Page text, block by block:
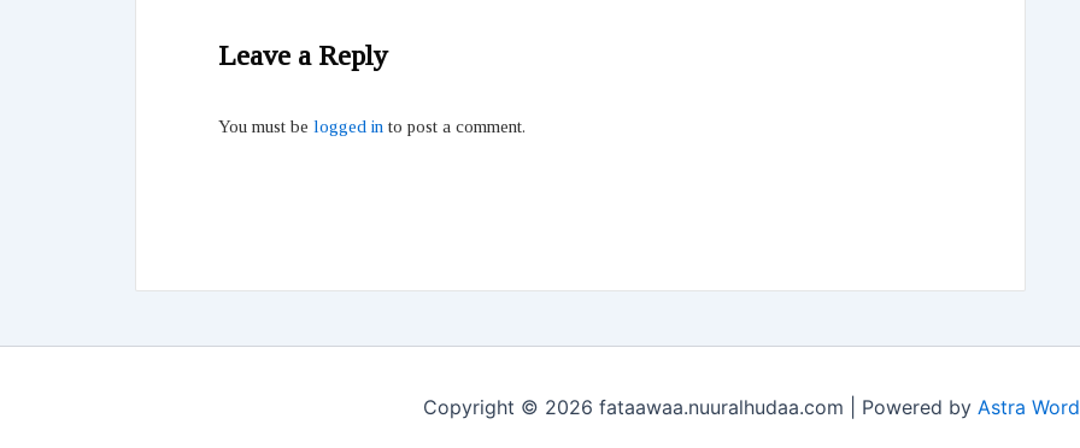
Leave a Reply
You must be logged in to post a comment.
Copyright © 2026 fataawaa.nuuralhudaa.com | Powered by Astra